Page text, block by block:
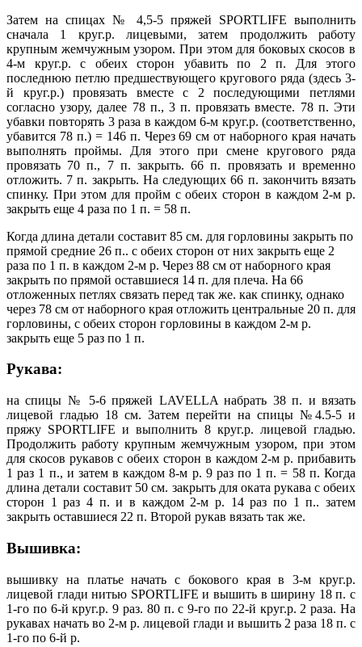
Затем на спицах № 4,5-5 пряжей SPORTLIFE выполнить
сначала 1 круг.р. лицевыми, затем продолжить работу
крупным жемчужным узором. При этом для боковых скосов в
4-м круг.р. с обеих сторон убавить по 2 п. Для этого
последнюю петлю предшествующего кругового ряда (здесь 3-
й круг.р.) провязать вместе с 2 последующими петлями
согласно узору, далее 78 п., 3 п. провязать вместе. 78 п. Эти
убавки повторять 3 раза в каждом 6-м круг.р. (соответственно,
убавится 78 п.) = 146 п. Через 69 см от наборного края начать
выполнять проймы. Для этого при смене кругового ряда
провязать 70 п., 7 п. закрыть. 66 п. провязать и временно
отложить. 7 п. закрыть. На следующих 66 п. закончить вязать
спинку. При этом для пройм с обеих сторон в каждом 2-м р.
закрыть еще 4 раза по 1 п. = 58 п.
Когда длина детали составит 85 см. для горловины закрыть по
прямой средние 26 п.. с обеих сторон от них закрыть еще 2
раза по 1 п. в каждом 2-м р. Через 88 см от наборного края
закрыть по прямой оставшиеся 14 п. для плеча. На 66
отложенных петлях связать перед так же. как спинку, однако
через 78 см от наборного края отложить центральные 20 п. для
горловины, с обеих сторон горловины в каждом 2-м р.
закрыть еще 5 раз по 1 п.
Рукава:
на спицы № 5-6 пряжей LAVELLA набрать 38 п. и вязать
лицевой гладью 18 см. Затем перейти на спицы №4.5-5 и
пряжу SPORTLIFE и выполнить 8 круг.р. лицевой гладью.
Продолжить работу крупным жемчужным узором, при этом
для скосов рукавов с обеих сторон в каждом 2-м р. прибавить
1 раз 1 п., и затем в каждом 8-м р. 9 раз по 1 п. = 58 п. Когда
длина детали составит 50 см. закрыть для оката рукава с обеих
сторон 1 раз 4 п. и в каждом 2-м р. 14 раз по 1 п.. затем
закрыть оставшиеся 22 п. Второй рукав вязать так же.
Вышивка:
вышивку на платье начать с бокового края в 3-м круг.р.
лицевой глади нитью SPORTLIFE и вышить в ширину 18 п. с
1-го по 6-й круг.р. 9 раз. 80 п. с 9-го по 22-й круг.р. 2 раза. На
рукавах начать во 2-м р. лицевой глади и вышить 2 раза 18 п. с
1-го по 6-й р.